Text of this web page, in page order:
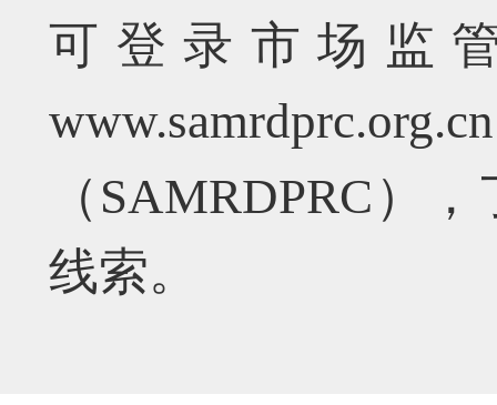
可登录市场监
（SAMRDPRC）
线索。